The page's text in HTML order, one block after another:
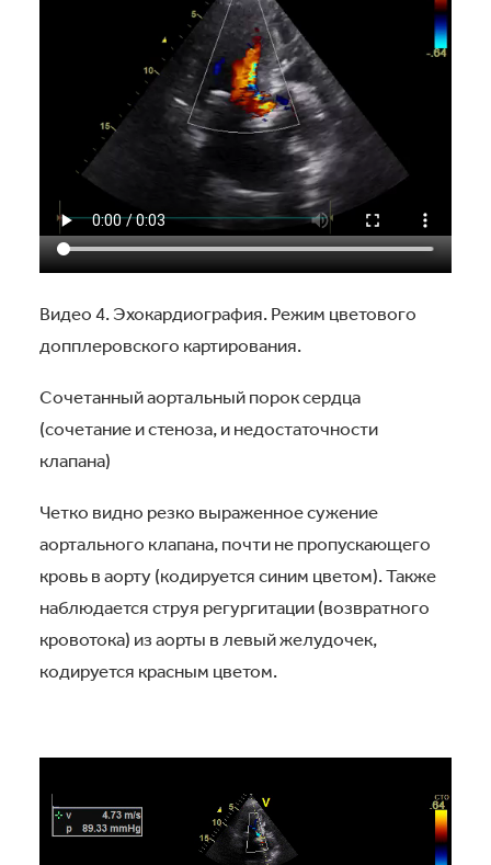
Видео 4. Эхокардиография. Режим цветового
допплеровского картирования.
Сочетанный аортальный порок сердца
(сочетание и стеноза, и недостаточности
клапана)
Четко видно резко выраженное сужение
аортального клапана, почти не пропускающего
кровь в аорту (кодируется синим цветом). Также
наблюдается струя регургитации (возвратного
кровотока) из аорты в левый желудочек,
кодируется красным цветом.